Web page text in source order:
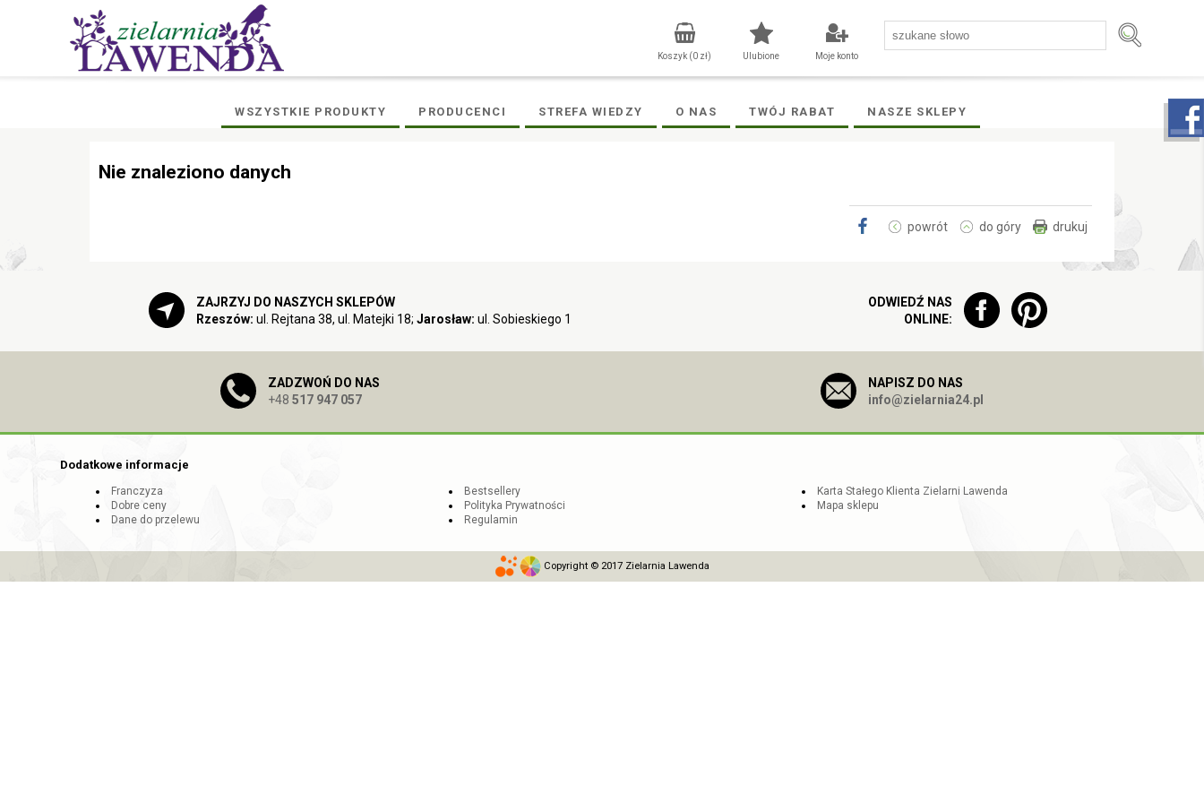
Moje konto
Ulubione
Koszyk (0 zł)
WSZYSTKIE PRODUKTY PRODUCENCI STREFA WIEDZY O NAS TWÓJ RABAT NASZE SKLEPY
Nie znaleziono danych
powrót do góry drukuj
ZAJRZYJ DO NASZYCH SKLEPÓW
Rzeszów: ul. Rejtana 38, ul. Matejki 18; Jarosław: ul. Sobieskiego 1
ODWIEDŹ NAS
ONLINE:
ZADZWOŃ DO NAS
+48 517 947 057
NAPISZ DO NAS
info@zielarnia24.pl
Dodatkowe informacje
Franczyza
Dobre ceny
Dane do przelewu
Bestsellery
Polityka Prywatności
Regulamin
Karta Stałego Klienta Zielarni Lawenda
Mapa sklepu
Copyright © 2017 Zielarnia Lawenda